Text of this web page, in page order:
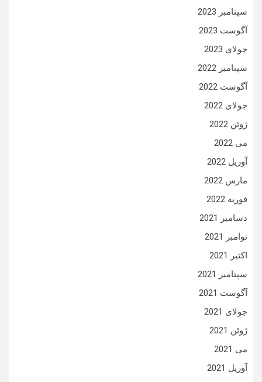
سپتامبر 2023
آگوست 2023
جولای 2023
سپتامبر 2022
آگوست 2022
جولای 2022
ژوئن 2022
می 2022
آوریل 2022
مارس 2022
فوریه 2022
دسامبر 2021
نوامبر 2021
اکتبر 2021
سپتامبر 2021
آگوست 2021
جولای 2021
ژوئن 2021
می 2021
آوریل 2021